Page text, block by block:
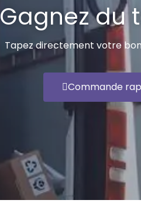
Gagnez du
Tapez directement votre
Commande